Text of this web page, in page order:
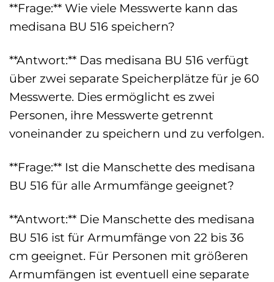
**Frage:** Wie viele Messwerte kann das
medisana BU 516 speichern?
**Antwort:** Das medisana BU 516 verfügt
über zwei separate Speicherplätze für je 60
Messwerte. Dies ermöglicht es zwei
Personen, ihre Messwerte getrennt
voneinander zu speichern und zu verfolgen.
**Frage:** Ist die Manschette des medisana
BU 516 für alle Armumfänge geeignet?
**Antwort:** Die Manschette des medisana
BU 516 ist für Armumfänge von 22 bis 36
cm geeignet. Für Personen mit größeren
Armumfängen ist eventuell eine separate